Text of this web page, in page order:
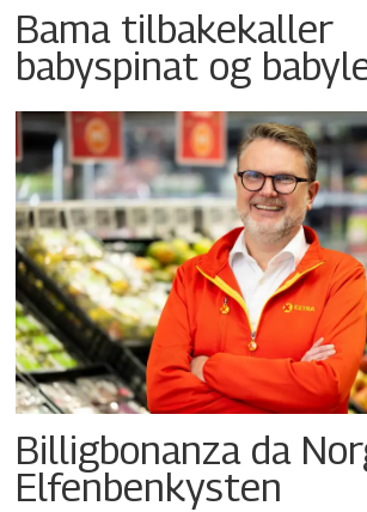
Bama tilbakekaller
babyspinat og
Billigbonanza da
Elfenbenkysten